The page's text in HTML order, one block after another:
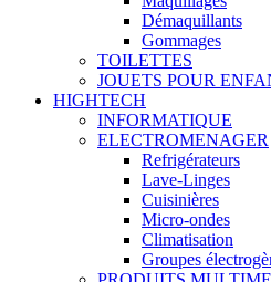
Démaquillants
Gommages
TOILETTES
JOUETS POUR
HIGHTECH
INFORMATIQUE
ELECTROMENAGER
Refrigérateurs
Lave-Linges
Cuisinières
Micro-ondes
Climatisation
Groupes